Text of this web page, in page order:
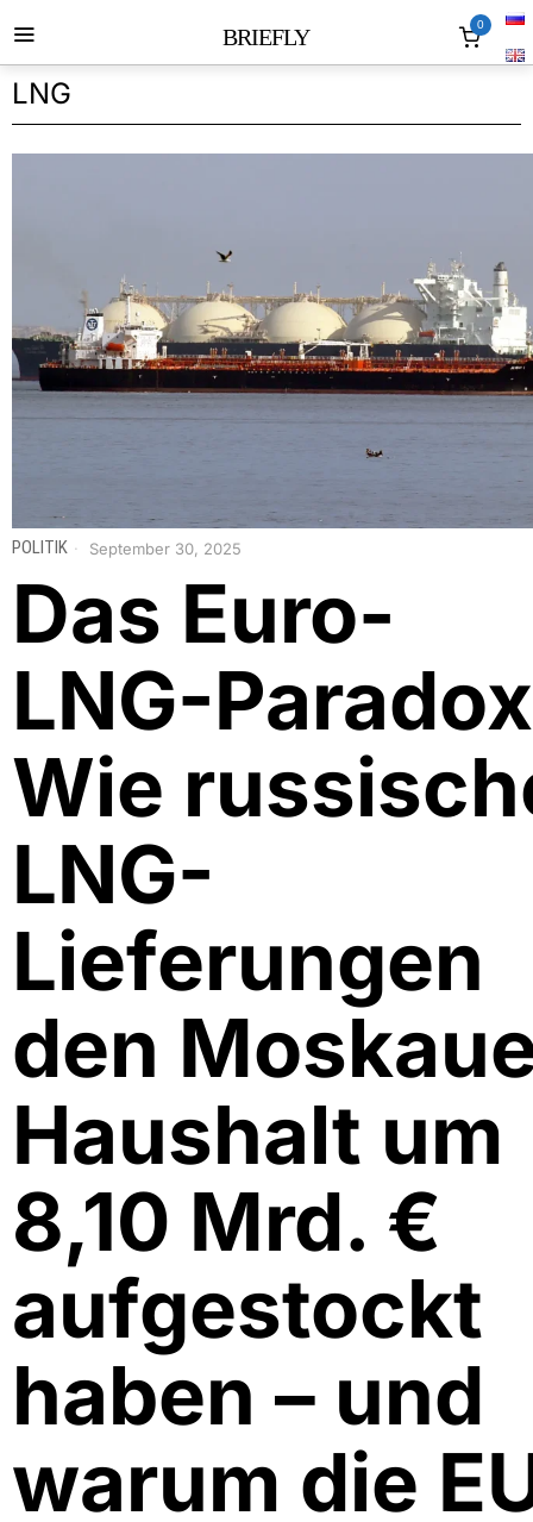
BRIEFLY 0
LNG
POLITIK September 30, 2025
Das Euro-
LNG-
Wie
LNG-
Lieferungen
den
Haushalt um
8,10 Mrd. €
aufgestockt
haben – und
warum die